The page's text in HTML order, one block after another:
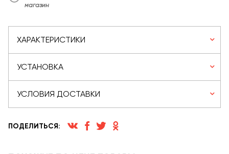
магазин
ХАРАКТЕРИСТИКИ
УСТАНОВКА
УСЛОВИЯ ДОСТАВКИ
ПОДЕЛИТЬСЯ: